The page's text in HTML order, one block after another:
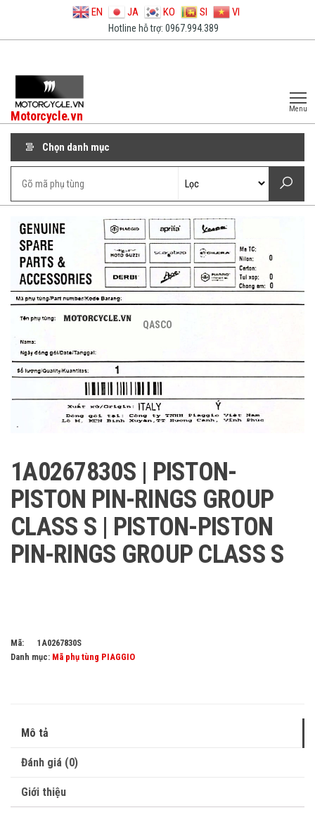
EN JA KO SI VI
Hotline hỗ trợ: 0967.994.389
Motorcycle.vn Menu
Chọn danh mục
QASCO
1A0267830S | PISTON-
PISTON PIN-RINGS GROUP
CLASS S | PISTON-PISTON
PIN-RINGS GROUP CLASS S
Mã:
1A0267830S
Danh mục: Mã phụ tùng PIAGGIO
Mô tả
Đánh giá (0)
Giới thiệu